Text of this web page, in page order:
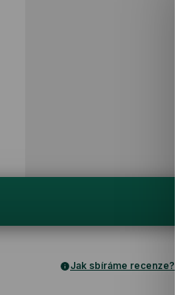
Jak sbíráme recenze?